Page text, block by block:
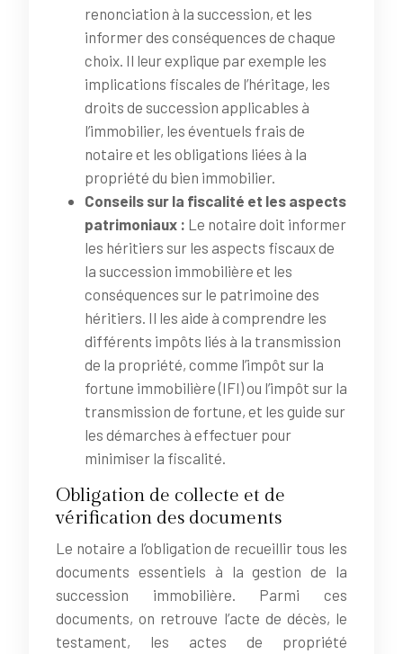
renonciation à la succession, et les
informer des conséquences de chaque
choix. Il leur explique par exemple les
implications fiscales de l’héritage, les
droits de succession applicables à
l’immobilier, les éventuels frais de
notaire et les obligations liées à la
propriété du bien immobilier.
Conseils sur la fiscalité et les aspects
patrimoniaux : Le notaire doit informer
les héritiers sur les aspects fiscaux de
la succession immobilière et les
conséquences sur le patrimoine des
héritiers. Il les aide à comprendre les
différents impôts liés à la transmission
de la propriété, comme l’impôt sur la
fortune immobilière (IFI) ou l’impôt sur la
transmission de fortune, et les guide sur
les démarches à effectuer pour
minimiser la fiscalité.
Obligation de collecte et de
vérification des documents
Le notaire a l’obligation de recueillir tous les
documents essentiels à la gestion de la
succession immobilière. Parmi ces
documents, on retrouve l’acte de décès, le
testament, les actes de propriété